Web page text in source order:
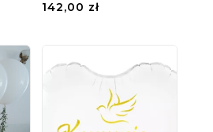
142,00 zł